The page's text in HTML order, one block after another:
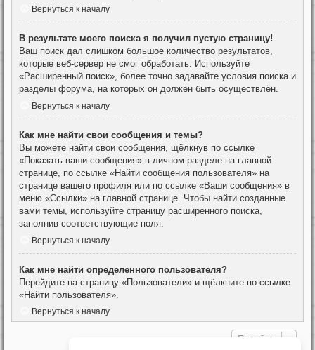
Вернуться к началу
В результате моего поиска я получил пустую страницу!
Ваш поиск дал слишком большое количество результатов,
которые веб-сервер не смог обработать. Используйте
«Расширенный поиск», более точно задавайте условия поиска и
разделы форума, на которых он должен быть осуществлён.
Вернуться к началу
Как мне найти свои сообщения и темы?
Вы можете найти свои сообщения, щёлкнув по ссылке
«Показать ваши сообщения» в личном разделе на главной
странице, по ссылке «Найти сообщения пользователя» на
странице вашего профиля или по ссылке «Ваши сообщения» в
меню «Ссылки» на главной странице. Чтобы найти созданные
вами темы, используйте страницу расширенного поиска,
заполнив соответствующие поля.
Вернуться к началу
Как мне найти определенного пользователя?
Перейдите на страницу «Пользователи» и щёлкните по ссылке
«Найти пользователя».
Вернуться к началу
Перейти